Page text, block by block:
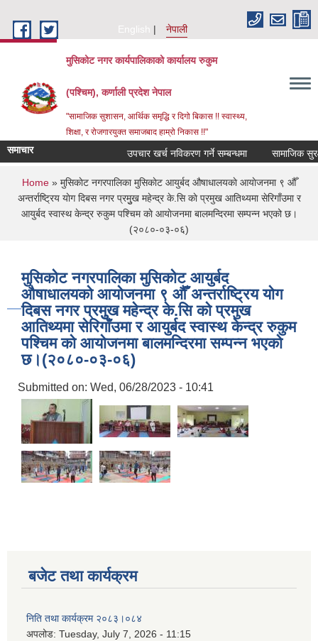
English
नेपाली
मुसिकोट नगर कार्यपालिकाको कार्यालय रुकुम
(पश्चिम), कर्णाली प्रदेश नेपाल
"सामाजिक सुशासन, आर्थिक समृद्धि र दिगो बिकास !! स्वास्थ्य,
शिक्षा, र रोजगारयुक्त समाजबाद हाम्रो निकास !!"
समाचार उपचार खर्च नविकरण गर्ने सम्बन्धमा
You are here
Home » मुसिकाेट नगरपालिका मुसिकाेट आयुर्बद औषाधालयकाे आयाेजनमा ९ औँ
अन्तर्राष्ट्रिय याेग दिबस नगर प्रमुुख महेन्द्र के.सि काे प्रमुख आतिथ्यमा सेरिगाँउमा र
आयुर्बद स्वास्थ केन्द्र रुकुम पश्चिम काे आयाेजनमा बालमन्दिरमा सम्पन्न भएको छ।
(२०८०-०३-०६)
मुसिकाेट नगरपालिका मुसिकाेट आयुर्बद
औषाधालयकाे आयाेजनमा ९ औँ अन्तर्राष्ट्रिय याेग
दिबस नगर प्रमुुख महेन्द्र के.सि काे प्रमुख
आतिथ्यमा सेरिगाँउमा र आयुर्बद स्वास्थ केन्द्र रुकुम
पश्चिम काे आयाेजनमा बालमन्दिरमा सम्पन्न भएको
छ।(२०८०-०३-०६)
Submitted on: Wed, 06/28/2023 - 10:41
बजेट तथा कार्यक्रम
निति तथा कार्यक्रम २०८३।०८४
अपलोड: Tuesday, July 7, 2026 - 11:15